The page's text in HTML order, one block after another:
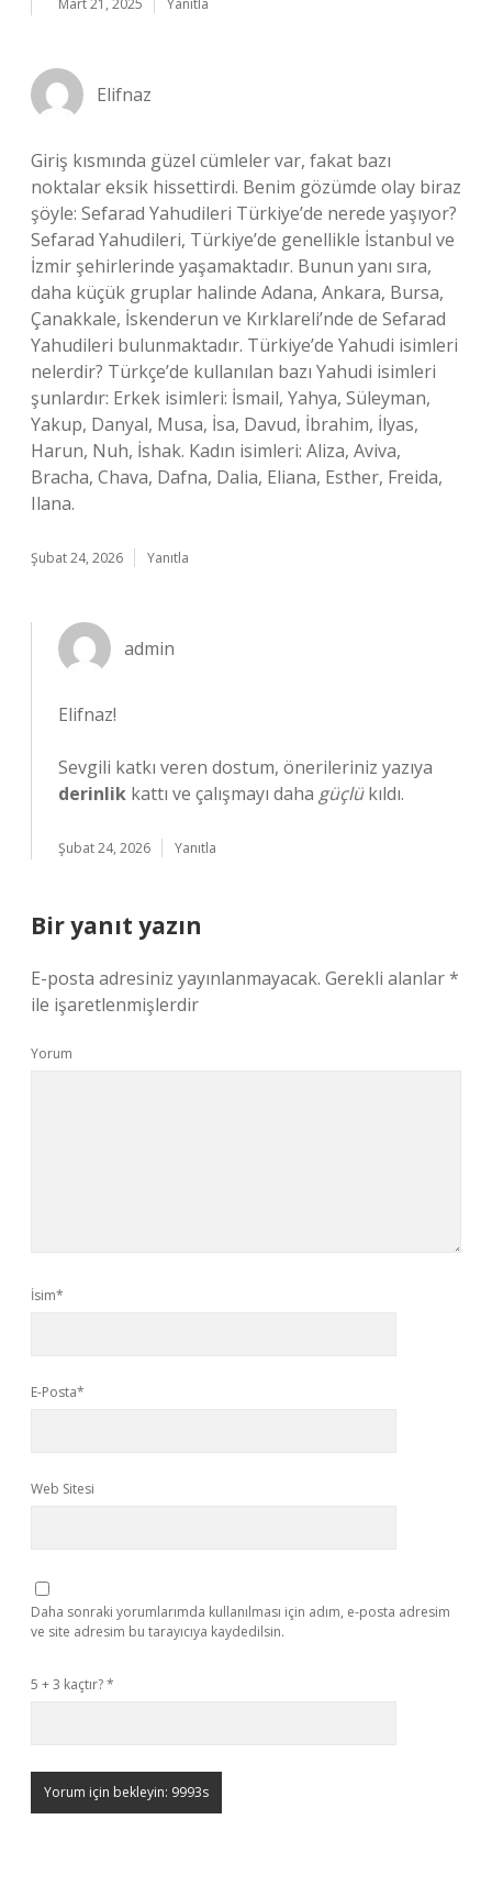
Mart 21, 2025 Yanıtla
Elifnaz
Giriş kısmında güzel cümleler var, fakat bazı
noktalar eksik hissettirdi. Benim gözümde olay biraz
şöyle: Sefarad Yahudileri Türkiye’de nerede yaşıyor?
Sefarad Yahudileri, Türkiye’de genellikle İstanbul ve
İzmir şehirlerinde yaşamaktadır. Bunun yanı sıra,
daha küçük gruplar halinde Adana, Ankara, Bursa,
Çanakkale, İskenderun ve Kırklareli’nde de Sefarad
Yahudileri bulunmaktadır. Türkiye’de Yahudi isimleri
nelerdir? Türkçe’de kullanılan bazı Yahudi isimleri
şunlardır: Erkek isimleri: İsmail, Yahya, Süleyman,
Yakup, Danyal, Musa, İsa, Davud, İbrahim, İlyas,
Harun, Nuh, İshak. Kadın isimleri: Aliza, Aviva,
Bracha, Chava, Dafna, Dalia, Eliana, Esther, Freida,
Ilana.
Şubat 24, 2026 Yanıtla
admin
Elifnaz!
Sevgili katkı veren dostum, önerileriniz yazıya
derinlik kattı ve çalışmayı daha güçlükıldı.
Şubat 24, 2026 Yanıtla
Bir yanıt yazın
E-posta adresiniz yayınlanmayacak. Gerekli alanlar*
ile işaretlenmişlerdir
Yorum
İsim*
E-Posta*
Web Sitesi
Daha sonraki yorumlarımda kullanılması için adım, e-posta adresim
ve site adresim bu tarayıcıya kaydedilsin.
5 + 3 kaçtır?*